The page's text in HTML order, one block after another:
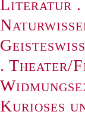
Literatur .
. Theater/
Kurioses